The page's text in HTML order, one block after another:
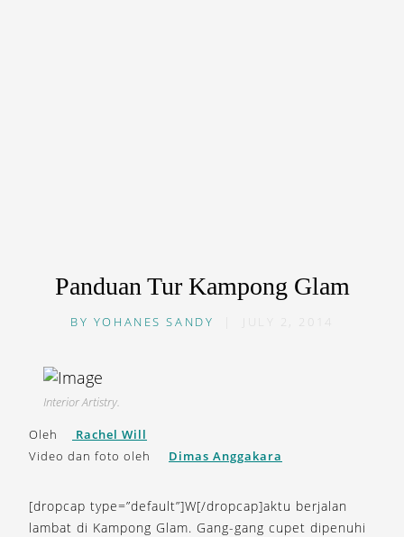
Panduan Tur Kampong Glam
BY YOHANES SANDY JULY 2, 2014
Interior Artistry.
Oleh
Rachel Will
Video dan foto oleh
Dimas Anggakara
[dropcap type=”default”]W[/dropcap]aktu berjalan
lambat di Kampong Glam. Gang-gang cupet dipenuhi